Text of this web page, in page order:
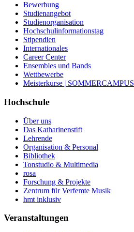
Bewerbung
Studienangebot
Studienorganisation
Hochschulinformationstag
Stipendien
Internationales
Career Center
Ensembles und Bands
Wettbewerbe
Meisterkurse | SOMMERCAMPUS
Hochschule
Über uns
Das Katharinenstift
Lehrende
Organisation & Personal
Bibliothek
Tonstudio & Multimedia
rosa
Forschung & Projekte
Zentrum für Verfemte Musik
hmt inklusiv
Veranstaltungen